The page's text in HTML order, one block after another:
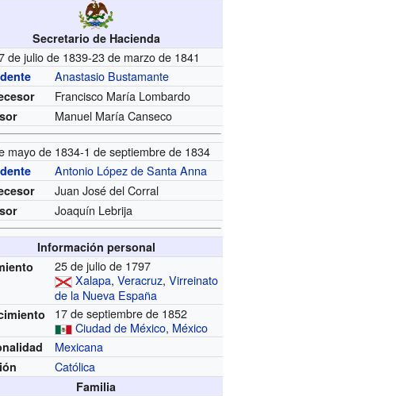
Secretario de Hacienda
de julio de 1839-23 de marzo de 1841
Anastasio Bustamante
Francisco María Lombardo
Manuel María Canseco
mayo de 1834-1 de septiembre de 1834
Antonio López de Santa Anna
Juan José del Corral
Joaquín Lebrija
Información personal
25 de julio de 1797
Xalapa,Veracruz,Virreinato
de la Nueva España
17 de septiembre de 1852
Ciudad de México, México
Mexicana
Católica
Familia